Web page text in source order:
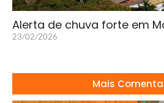
Alerta de chuva forte em
23/02/2026
Mais